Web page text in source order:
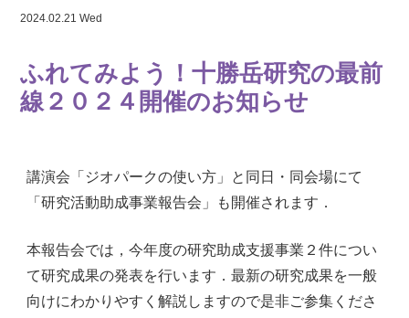
2024.02.21 Wed
ふれてみよう！十勝岳研究の最前
線２０２４開催のお知らせ
講演会「ジオパークの使い方」と同日・同会場にて
「研究活動助成事業報告会」も開催されます．
本報告会では，今年度の研究助成支援事業２件につい
て研究成果の発表を行います．最新の研究成果を一般
向けにわかりやすく解説しますので是非ご参集くださ